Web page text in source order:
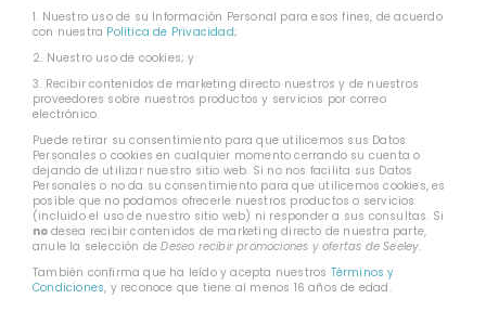
1. Nuestro uso de su Información Personal para esos fines, de acuerdo
con nuestra Política de Privacidad;
2. Nuestro uso de cookies; y
3. Recibir contenidos de marketing directo nuestros y de nuestros
proveedores sobre nuestros productos y servicios por correo
electrónico.
Puede retirar su consentimiento para que utilicemos sus Datos
Personales o cookies en cualquier momento cerrando su cuenta o
dejando de utilizar nuestro sitio web. Si no nos facilita sus Datos
Personales o no da su consentimiento para que utilicemos cookies, es
posible que no podamos ofrecerle nuestros productos o servicios
(incluido el uso de nuestro sitio web) ni responder a sus consultas. Si
no desea recibir contenidos de marketing directo de nuestra parte,
anule la selección deDeseo recibir promociones y ofertas de Seeley.
También confirma que ha leído y acepta nuestros Términos y
Condiciones, y reconoce que tiene al menos 16 años de edad.